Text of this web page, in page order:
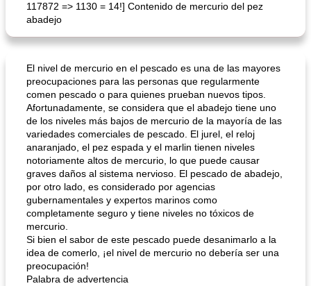
117872 => 1130 = 14!] Contenido de mercurio del pez
abadejo
El nivel de mercurio en el pescado es una de las mayores
preocupaciones para las personas que regularmente
comen pescado o para quienes prueban nuevos tipos.
Afortunadamente, se considera que el abadejo tiene uno
de los niveles más bajos de mercurio de la mayoría de las
variedades comerciales de pescado. El jurel, el reloj
anaranjado, el pez espada y el marlin tienen niveles
notoriamente altos de mercurio, lo que puede causar
graves daños al sistema nervioso. El pescado de abadejo,
por otro lado, es considerado por agencias
gubernamentales y expertos marinos como
completamente seguro y tiene niveles no tóxicos de
mercurio.
Si bien el sabor de este pescado puede desanimarlo a la
idea de comerlo, ¡el nivel de mercurio no debería ser una
preocupación!
Palabra de advertencia